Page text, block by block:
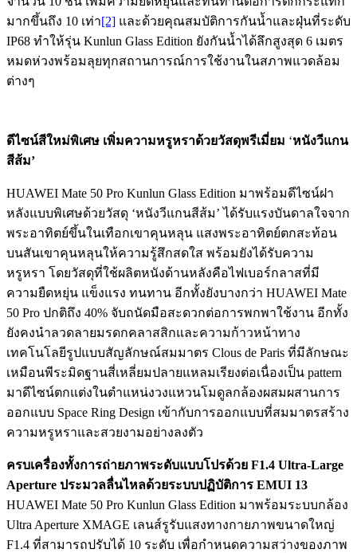
มากขึ้นถึง 10 เท่า[2] และด้วยคุณสมบัติการกันน้ำและฝุ่นที่ระดับ
IP68 ทำให้รุ่น Kunlun Glass Edition ยังกันน้ำได้ลึกสูงสุด 6 เมตร
หมดห่วงพร้อมลุยทุกสถานการณ์การใช้งานในสภาพแวดล้อม
ต่างๆ
ดีไซน์สีใหม่พิเศษ เพิ่มความหรูหราด้วยวัสดุพรีเมี่ยม ‘หนังวีแกน
สีส้ม’
HUAWEI Mate 50 Pro Kunlun Glass Edition มาพร้อมดีไซน์ฝา
หลังแบบพิเศษด้วยวัสดุ ‘หนังวีแกนสีส้ม’ ได้รับแรงบันดาลใจจาก
พระอาทิตย์ขึ้นในเทือกเขาคุนหลุน แสงพระอาทิตย์ตกสะท้อน
บนสันเขาคุนหลุนให้ความรู้สึกสดใส พร้อมยังได้รับความ
หรูหรา โดยวัสดุที่ใช้ผลิตหนังด้านหลังคือไฟเบอร์กลาสที่มี
ความยืดหยุ่น แข็งแรง ทนทาน อีกทั้งยังบางกว่า HUAWEI Mate
50 Pro ปกติถึง 40% จับถนัดมือสะดวกต่อการพกพาใช้งาน อีกทั้ง
ยังคงนำลวดลายมรดกคลาสสิกและความก้าวหน้าทาง
เทคโนโลยีรูปแบบสัญลักษณ์สมมาตร Clous de Paris ที่มีลักษณะ
เหมือนพีระมิดฐานสี่เหลี่ยมปลายแหลมเรียงต่อเนื่องเป็น pattern
มาดีไซน์ตกแต่งในตำแหน่งวงแหวนโมดูลกล้องผสมผสานการ
ออกแบบ Space Ring Design เข้ากับการออกแบบที่สมมาตรสร้าง
ความหรูหราและสวยงามอย่างลงตัว
ครบเครื่องทั้งการถ่ายภาพระดับแบบโปรด้วย F1.4 Ultra-Large
Aperture ประมวลลื่นไหลด้วยระบบปฏิบัติการ EMUI 13
HUAWEI Mate 50 Pro Kunlun Glass Edition มาพร้อมระบบกล้อง
Ultra Aperture XMAGE เลนส์รูรับแสงทางกายภาพขนาดใหญ่
F1.4 ที่สามารถปรับได้ 10 ระดับ เพื่อกำหนดความสว่างของภาพ